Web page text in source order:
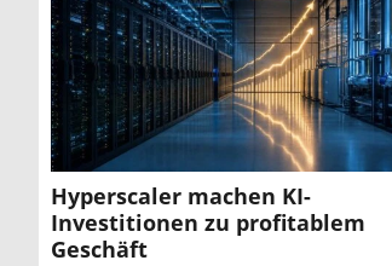
Hyperscaler machen KI-
Investitionen zu profitablem
Geschäft